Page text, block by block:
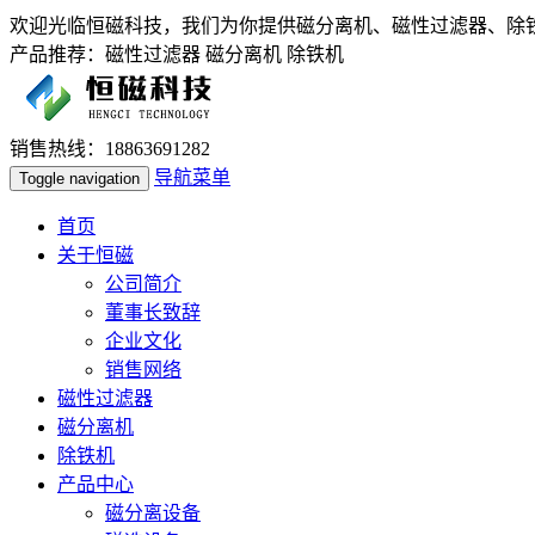
欢迎光临恒磁科技，我们为你提供磁分离机、磁性过滤器、除
产品推荐：磁性过滤器 磁分离机 除铁机
销售热线：18863691282
Toggle navigation 导航菜单
首页
关于恒磁
公司简介
董事长致辞
企业文化
销售网络
磁性过滤器
磁分离机
除铁机
产品中心
磁分离设备